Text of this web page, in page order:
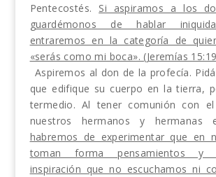
Pentecostés. Si aspiramos a los
guardémonos de hablar
entraremos en la categoría de
«serás como mi boca». (Jeremías
Aspiremos al don de la profecía.
que edifique su cuerpo en la tierra,
termedio. Al tener comunión con
nuestros hermanos y hermanas
habremos de experimentar que en
toman forma pensamientos y
inspiración que no escu­chamos ni